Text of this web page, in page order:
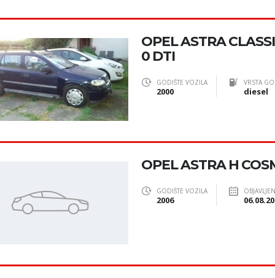
OPEL ASTRA
0 DTI
GODIŠTE VOZILA
2000
VRSTA
diesel
OPEL ASTRA H
GODIŠTE VOZILA
2006